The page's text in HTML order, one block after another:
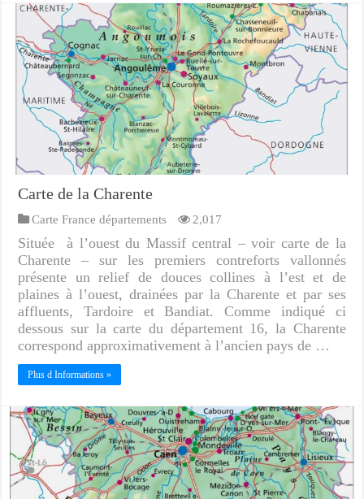
Carte de la Charente
Carte France départements 2,017
Située à l’ouest du Massif central – voir carte de la
Charente – sur les premiers contreforts vallonnés
présente un relief de douces collines à l’est et de
plaines à l’ouest, drainées par la Charente et par ses
affluents, Tardoire et Bandiat. Comme indiqué ci
dessous sur la carte du département 16, la Charente
correspond approximativement à l’ancien pays de …
Plus d Informations »